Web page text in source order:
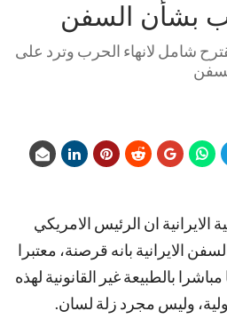
بشأن السفن
شامل لانهاء الحرب وترد على
ان الرئيس الامريكي
الايرانية بانه قرصنة، معتبرا
بالطبيعة غير القانونية لهذه
وليس مجرد زلة لسان.